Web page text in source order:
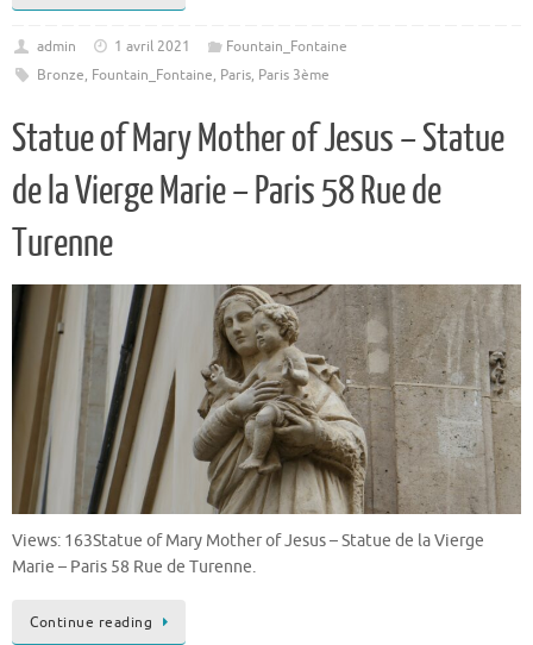
admin 1 avril 2021
Fountain_Fontaine
Bronze, Fountain_Fontaine, Paris, Paris 3ème
Statue of Mary Mother of Jesus – Statue
de la Vierge Marie – Paris 58 Rue de
Turenne
Views: 163Statue of Mary Mother of Jesus – Statue de la Vierge
Marie – Paris 58 Rue de Turenne.
Continue reading